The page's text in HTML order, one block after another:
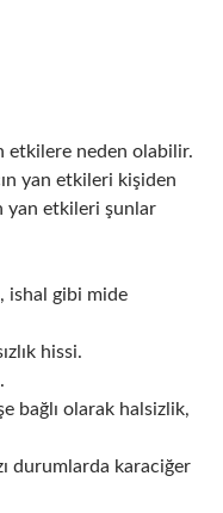
etkilere neden olabilir.
yan etkileri kişiden
yan etkileri şunlar
ishal gibi mide
hissi.
bağlı olarak halsizlik,
durumlarda karaciğer